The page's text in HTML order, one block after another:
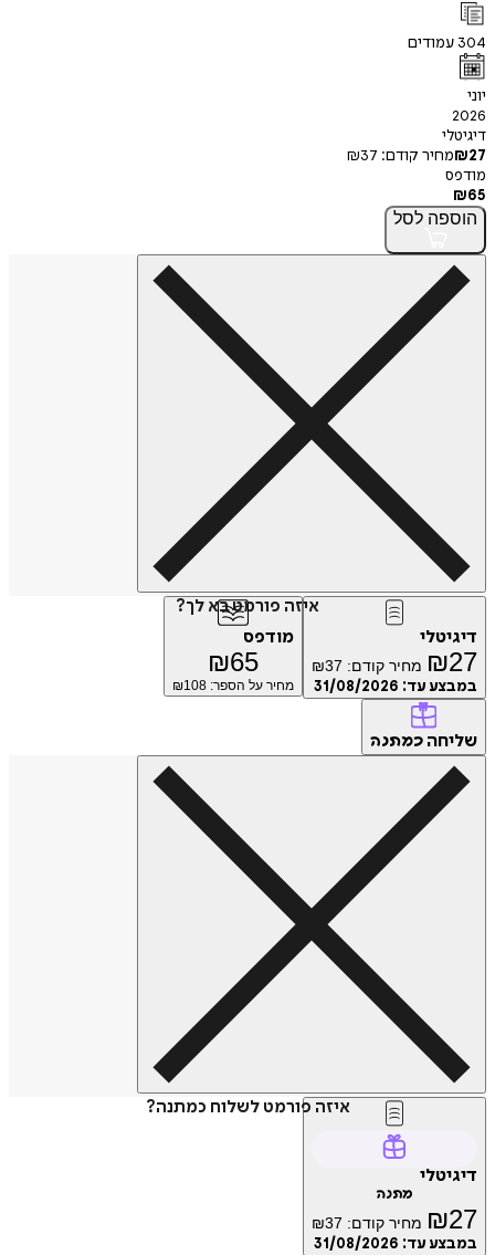
304 עמודים
יוני
2026
דיגיטלי
₪27 מחיר קודם: ₪37
מודפס
₪65
הוספה לסל
איזה פורמט בא לך?
דיגיטלי
₪27 מחיר קודם: ₪37
במבצע עד: 31/08/2026
מודפס
₪65
מחיר על הספר: ₪ 108
שליחה כמתנה
איזה פורמט לשלוח כמתנה?
דיגיטלי
מתנה
₪27 מחיר קודם: ₪37
במבצע עד: 31/08/2026